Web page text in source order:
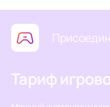
Тариф